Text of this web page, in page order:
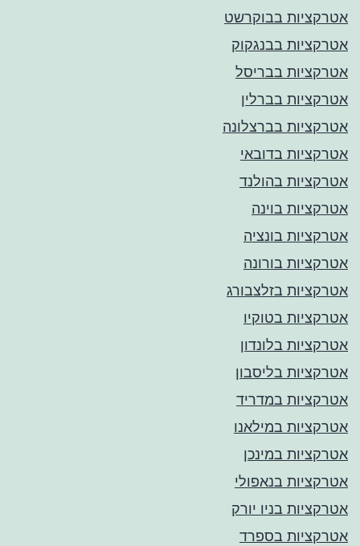
אטרקציות בבוקרשט
אטרקציות בבנגקוק
אטרקציות בבריסל
אטרקציות בברלין
אטרקציות בברצלונה
אטרקציות בדובאי
אטרקציות בהולנד
אטרקציות בוינה
אטרקציות בונציה
אטרקציות בורונה
אטרקציות בזלצבורג
אטרקציות בטוקיו
אטרקציות בלונדון
אטרקציות בליסבון
אטרקציות במדריד
אטרקציות במילאנו
אטרקציות במינכן
אטרקציות בנאפולי
אטרקציות בניו יורק
אטרקציות בספרד